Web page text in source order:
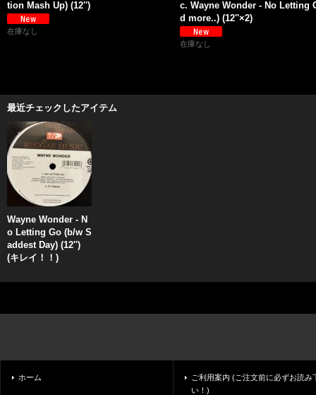
tion Mash Up) (12'')
在庫なし
c. Wayne Wonder - No Letting
d more..) (12''×2)
在庫なし
最近チェックしたアイテム
Wayne Wonder - N
o Letting Go (b/w S
addest Day) (12'')
(キレイ！！)
ホーム
ご利用案内 (ご注文前に必ずお読み
い！)